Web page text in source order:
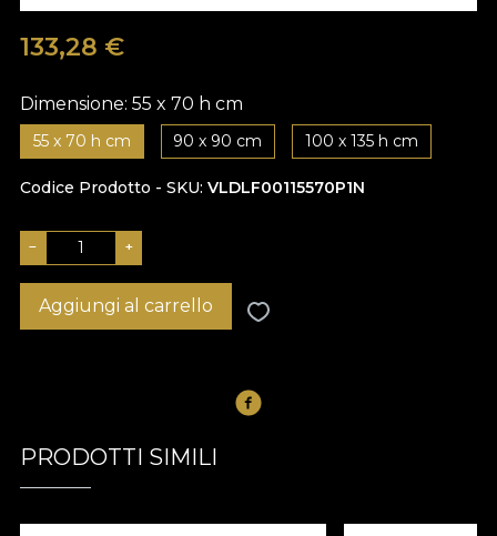
133,28 €
Dimensione: 55 x 70 h cm
55 x 70 h cm 90 x 90 cm 100 x 135 h cm
Codice Prodotto - SKU VLDLF00115570P1N
− +
Aggiungi al carrello
PRODOTTI SIMILI